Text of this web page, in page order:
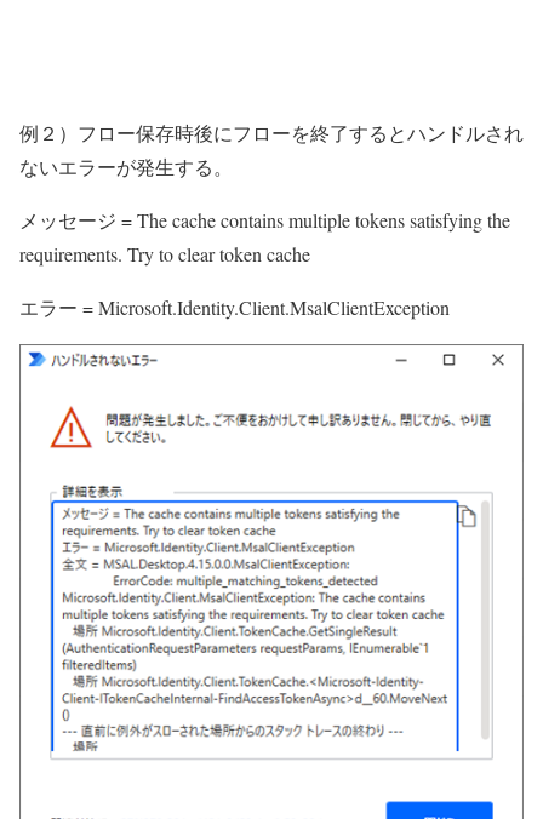
例２）フロー保存時後にフローを終了するとハンドルされ
ないエラーが発生する。
メッセージ = The cache contains multiple tokens satisfying the
requirements. Try to clear token cache
エラー = Microsoft.Identity.Client.MsalClientException